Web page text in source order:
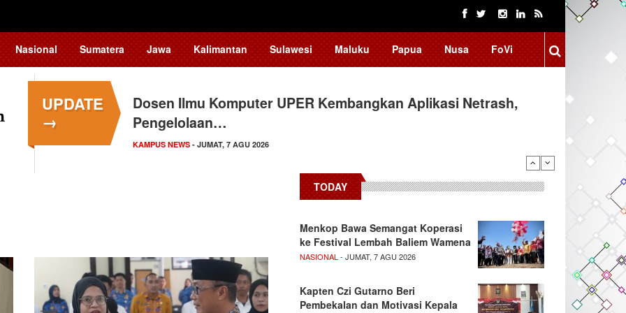
Nasional Sumatera Jawa Kalimantan Sulawesi Maluku Papua Nusa FoVi
UPDATE
→
Dosen Ilmu Komputer UPER Kembangkan Aplikasi Netrash,
Pengelolaan…
KAMPUS NEWS - JUMAT, 7 AGU 2026
TODAY
Menkop Bawa Semangat Koperasi
ke Festival Lembah Baliem Wamena
NASIONAL - JUMAT, 7 AGU 2026
Kapten Czi Gutarno Beri
Pembekalan dan Motivasi Kepala